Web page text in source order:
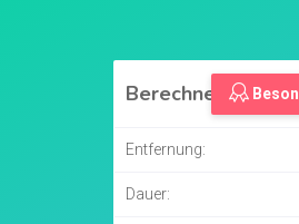
Berechnen
Entfernung:
Dauer: